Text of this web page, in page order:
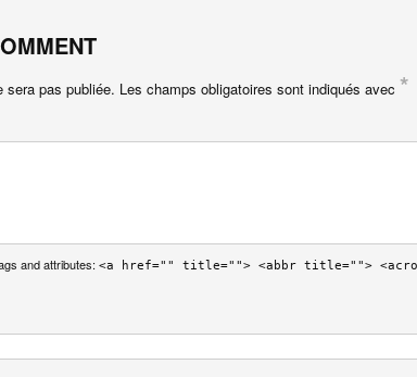
sera pas publiée. Les champs obligatoires sont indiqués avec *
and attributes: <a href="" title=""> <abbr title="">